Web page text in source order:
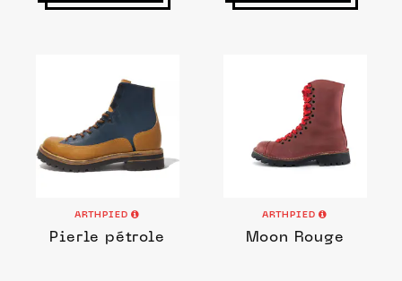
ARTHPIED
Pierle pétrole
ARTHPIED
Moon Rouge